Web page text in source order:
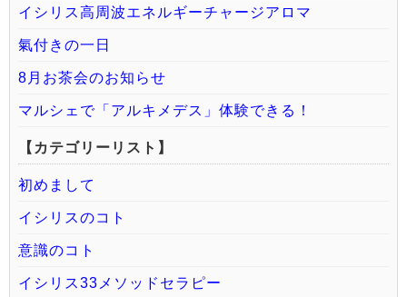
イシリス高周波エネルギーチャージアロマ
氣付きの一日
8月お茶会のお知らせ
マルシェで「アルキメデス」体験できる！
【カテゴリーリスト】
初めまして
イシリスのコト
意識のコト
イシリス33メソッドセラピー